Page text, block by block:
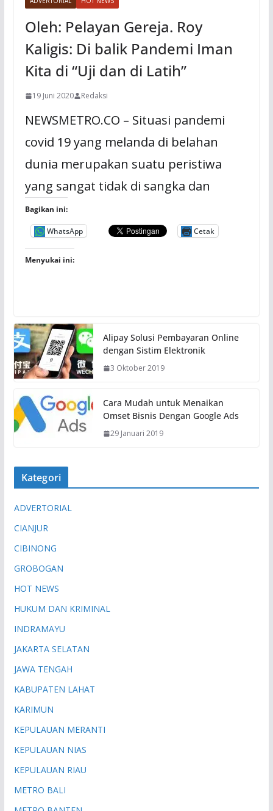
Oleh: Pelayan Gereja. Roy
Kaligis: Di balik Pandemi Iman
Kita di “Uji dan di Latih”
19 Juni 2020 Redaksi
NEWSMETRO.CO – Situasi pandemi
covid 19 yang melanda di belahan
dunia merupakan suatu peristiwa
yang sangat tidak di sangka dan
Bagikan ini:
WhatsApp Cetak
Menyukai ini:
Alipay Solusi Pembayaran Online
dengan Sistim Elektronik
3 Oktober 2019
Cara Mudah untuk Menaikan
Omset Bisnis Dengan Google Ads
29 Januari 2019
Kategori
ADVERTORIAL
CIANJUR
CIBINONG
GROBOGAN
HOT NEWS
HUKUM DAN KRIMINAL
INDRAMAYU
JAKARTA SELATAN
JAWA TENGAH
KABUPATEN LAHAT
KARIMUN
KEPULAUAN MERANTI
KEPULAUAN NIAS
KEPULAUAN RIAU
METRO BALI